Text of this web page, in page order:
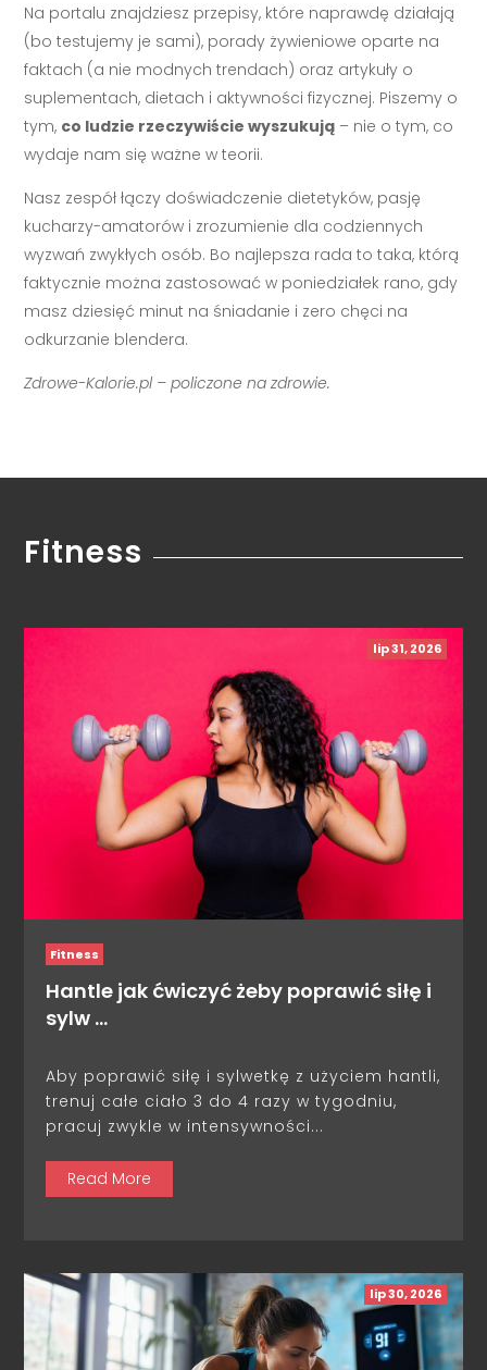
Na portalu znajdziesz przepisy, które naprawdę działają
(bo testujemy je sami), porady żywieniowe oparte na
faktach (a nie modnych trendach) oraz artykuły o
suplementach, dietach i aktywności fizycznej. Piszemy o
tym, co ludzie rzeczywiście wyszukują – nie o tym, co
wydaje nam się ważne w teorii.
Nasz zespół łączy doświadczenie dietetyków, pasję
kucharzy-amatorów i zrozumienie dla codziennych
wyzwań zwykłych osób. Bo najlepsza rada to taka, którą
faktycznie można zastosować w poniedziałek rano, gdy
masz dziesięć minut na śniadanie i zero chęci na
odkurzanie blendera.
Zdrowe-Kalorie.pl – policzone na zdrowie.
Fitness
lip 31, 2026
Fitness
Hantle jak ćwiczyć żeby poprawić siłę i
sylw …
Aby poprawić siłę i sylwetkę z użyciem hantli,
trenuj całe ciało 3 do 4 razy w tygodniu,
pracuj zwykle w intensywności...
Read More
lip 30, 2026